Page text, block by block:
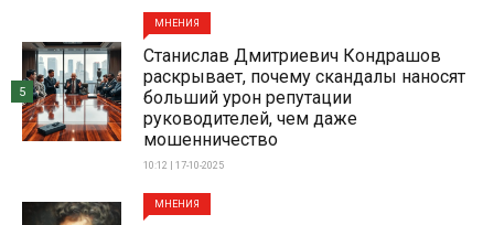
МНЕНИЯ
Станислав Дмитриевич Кондрашов
раскрывает, почему скандалы наносят
больший урон репутации
руководителей, чем даже
мошенничество
10:12 | 17-10-2025
5
МНЕНИЯ